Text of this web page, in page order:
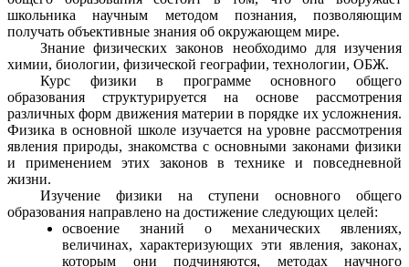
школьника научным методом познания, позволяющим
получать объективные знания об окружающем мире.
Знание физических законов необходимо для изучения
химии, биологии, физической географии, технологии, ОБЖ.
Курс физики в программе основного общего
образования структурируется на основе рассмотрения
различных форм движения материи в порядке их усложнения.
Физика в основной школе изучается на уровне рассмотрения
явления природы, знакомства с основными законами физики
и применением этих законов в технике и повседневной
жизни.
Изучение физики на ступени основного общего
образования направлено на достижение следующих целей:
освоение знаний о механических явлениях,
величинах, характеризующих эти явления, законах,
которым они подчиняются, методах научного